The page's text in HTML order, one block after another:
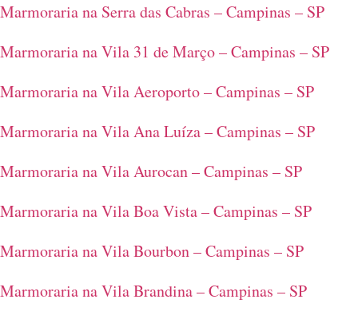
Marmoraria na Serra das Cabras – Campinas – SP
Marmoraria na Vila 31 de Março – Campinas – SP
Marmoraria na Vila Aeroporto – Campinas – SP
Marmoraria na Vila Ana Luíza – Campinas – SP
Marmoraria na Vila Aurocan – Campinas – SP
Marmoraria na Vila Boa Vista – Campinas – SP
Marmoraria na Vila Bourbon – Campinas – SP
Marmoraria na Vila Brandina – Campinas – SP